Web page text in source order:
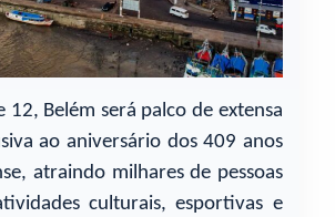
12, Belém será palco de extensa
ao aniversário dos 409 anos
atraindo milhares de pessoas
culturais, esportivas e